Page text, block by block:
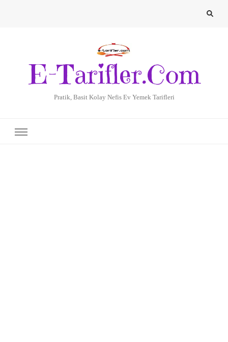
E-Tarifler.Com
Pratik, Basit Kolay Nefis Ev Yemek Tarifleri